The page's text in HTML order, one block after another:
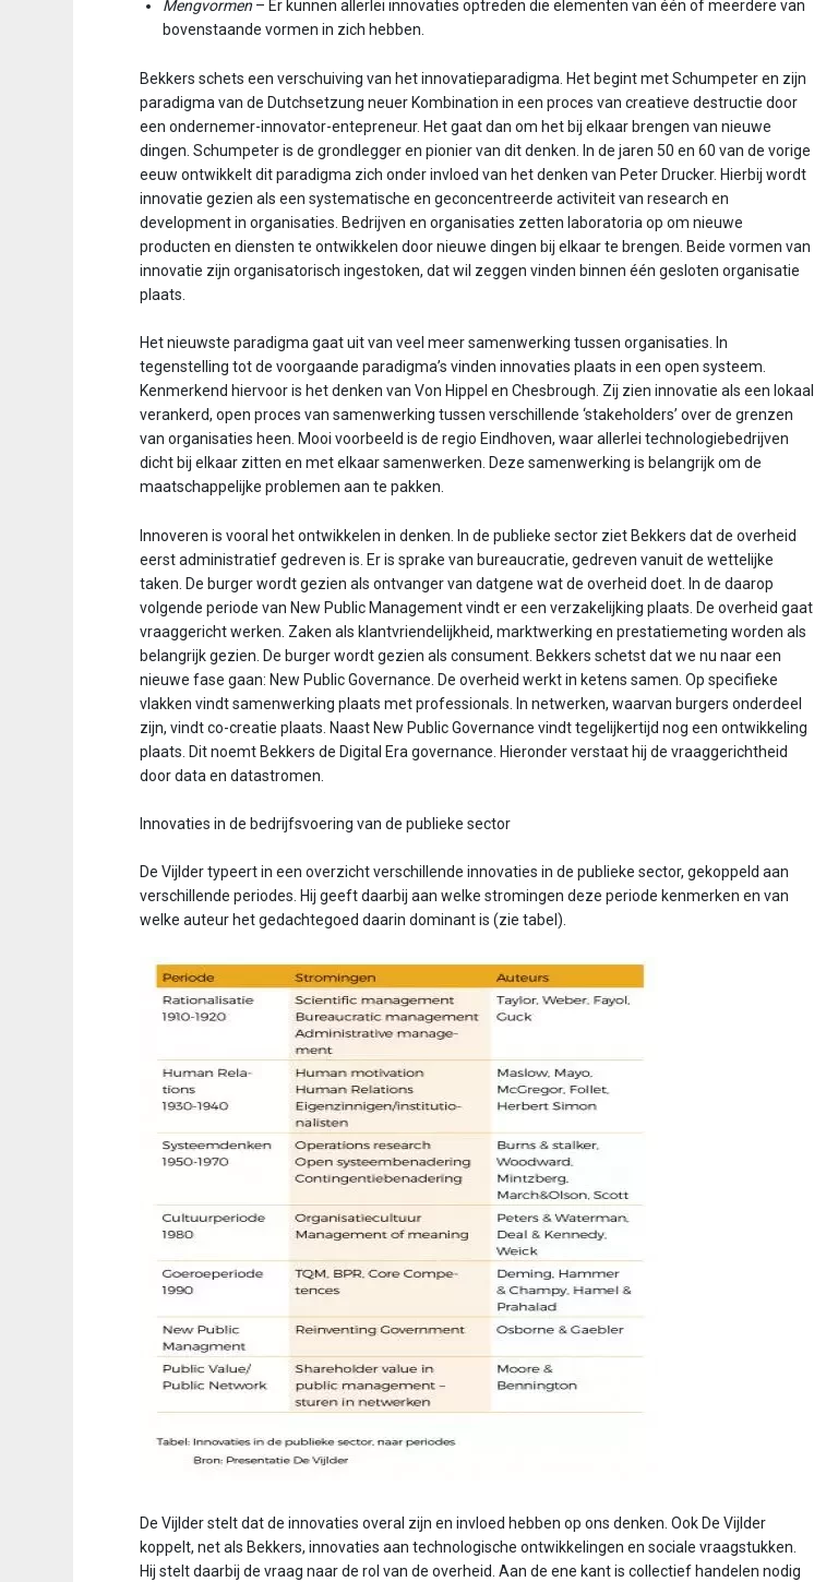
Mengvormen– Er kunnen allerlei innovaties optreden die elementen van één of meerdere van
bovenstaande vormen in zich hebben.
Bekkers schets een verschuiving van het innovatieparadigma. Het begint met Schumpeter en zijn
paradigma van de Dutchsetzung neuer Kombination in een proces van creatieve destructie door
een ondernemer-innovator-entepreneur. Het gaat dan om het bij elkaar brengen van nieuwe
dingen. Schumpeter is de grondlegger en pionier van dit denken. In de jaren 50 en 60 van de vorige
eeuw ontwikkelt dit paradigma zich onder invloed van het denken van Peter Drucker. Hierbij wordt
innovatie gezien als een systematische en geconcentreerde activiteit van research en
development in organisaties. Bedrijven en organisaties zetten laboratoria op om nieuwe
producten en diensten te ontwikkelen door nieuwe dingen bij elkaar te brengen. Beide vormen van
innovatie zijn organisatorisch ingestoken, dat wil zeggen vinden binnen één gesloten organisatie
plaats.
Het nieuwste paradigma gaat uit van veel meer samen­werking tussen organisaties. In
tegenstelling tot de voorgaande paradigma’s vinden innovaties plaats in een open systeem.
Kenmerkend hiervoor is het denken van Von Hippel en Chesbrough. Zij zien innovatie als een lokaal
verankerd, open proces van samenwerking tussen verschillende ‘stakeholders’ over de grenzen
van organisaties heen. Mooi voorbeeld is de regio Eindhoven, waar allerlei technologiebedrijven
dicht bij elkaar zitten en met elkaar samenwerken. Deze samen­werking is belangrijk om de
maatschappelijke problemen aan te pakken.
Innoveren is vooral het ontwikkelen in denken. In de publieke sector ziet Bekkers dat de overheid
eerst administratief gedreven is. Er is sprake van bureaucratie, gedreven vanuit de wettelijke
taken. De burger wordt gezien als ontvanger van datgene wat de overheid doet. In de daarop
volgende periode van New Public Management vindt er een verzakelijking plaats. De overheid gaat
vraaggericht werken. Zaken als klantvriendelijkheid, marktwerking en prestatiemeting worden als
belangrijk gezien. De burger wordt gezien als consument. Bekkers schetst dat we nu naar een
nieuwe fase gaan: New Public Governance. De overheid werkt in ketens samen. Op specifieke
vlakken vindt samenwerking plaats met professionals. In netwerken, waarvan burgers onderdeel
zijn, vindt co-creatie plaats. Naast New Public Governance vindt tegelijkertijd nog een ontwikkeling
plaats. Dit noemt Bekkers de Digital Era governance. Hieronder verstaat hij de vraag­gerichtheid
door data en datastromen.
Innovaties in de bedrijfsvoering van de publieke sector
De Vijlder typeert in een overzicht verschillende innovaties in de publieke sector, gekoppeld aan
verschillende periodes. Hij geeft daarbij aan welke stromingen deze periode kenmerken en van
welke auteur het gedachtegoed daarin dominant is (zie tabel).
De Vijlder stelt dat de innovaties overal zijn en invloed hebben op ons denken. Ook De Vijlder
koppelt, net als Bekkers, innovaties aan technologische ontwikkelingen en sociale vraagstukken.
Hij stelt daarbij de vraag naar de rol van de overheid. Aan de ene kant is collectief handelen nodig